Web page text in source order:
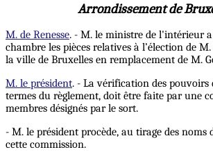
Arrondissement de
M. de Renesse. - M. le ministre de l'intérieur a
chambre les pièces relatives à l’élection de
la ville de Bruxelles en remplacement de M.
M. le président. - La vérification des pouvoirs
termes du règlement, doit être faite par une
membres désignés par le sort.
- M. le président procède, au tirage des noms
cette commission.